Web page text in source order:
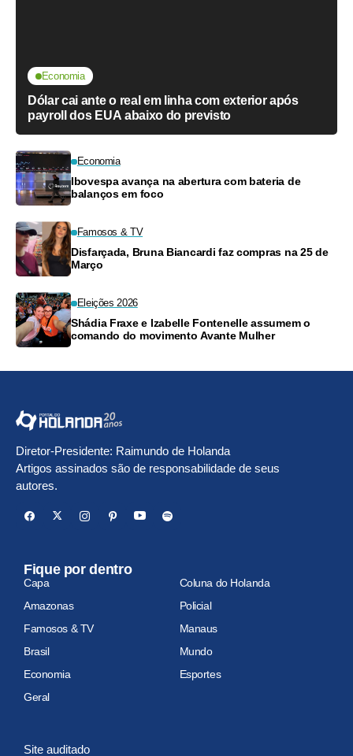
Economia
Dólar cai ante o real em linha com exterior após
payroll dos EUA abaixo do previsto
Economia
Ibovespa avança na abertura com bateria de
balanços em foco
Famosos & TV
Disfarçada, Bruna Biancardi faz compras na 25 de
Março
Eleições 2026
Shádia Fraxe e Izabelle Fontenelle assumem o
comando do movimento Avante Mulher
Diretor-Presidente: Raimundo de Holanda
Artigos assinados são de responsabilidade de seus
autores.
Fique por dentro
Capa
Coluna do Holanda
Amazonas
Policial
Famosos & TV
Manaus
Brasil
Mundo
Economia
Esportes
Geral
Site auditado